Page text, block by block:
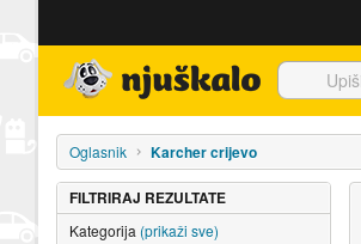
Oglasnik Karcher crijevo
FILTRIRAJ REZULTATE
Kategorija (prikaži sve)